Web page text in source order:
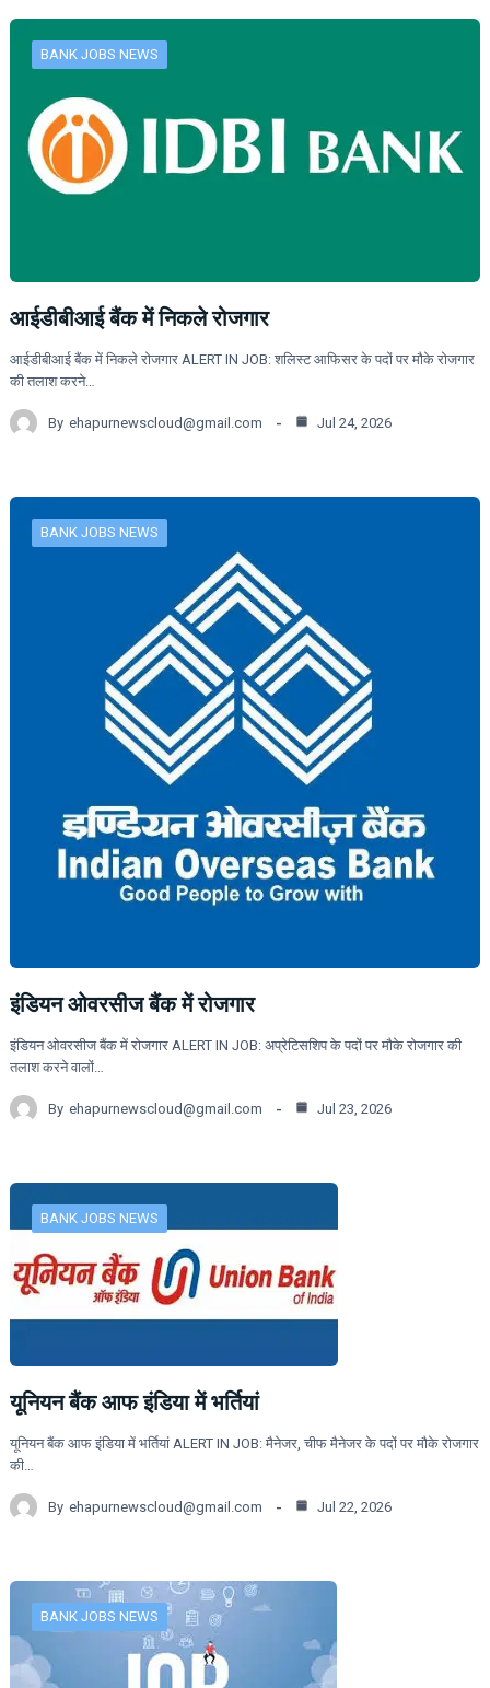
BANK JOBS NEWS
आईडीबीआई बैंक में निकले रोजगार
आईडीबीआई बैंक में निकले रोजगार ALERT IN JOB: शलिस्ट आफिसर के पदों पर मौके रोजगार
की तलाश करने…
By ehapurnewscloud@gmail.com Jul 24, 2026
BANK JOBS NEWS
इंडियन ओवरसीज बैंक में रोजगार
इंडियन ओवरसीज बैंक में रोजगार ALERT IN JOB: अप्रेटिसशिप के पदों पर मौके रोजगार की
तलाश करने वालों…
By ehapurnewscloud@gmail.com Jul 23, 2026
BANK JOBS NEWS
यूनियन बैंक आफ इंडिया में भर्तियां
यूनियन बैंक आफ इंडिया में भर्तियां ALERT IN JOB: मैनेजर, चीफ मैनेजर के पदों पर मौके रोजगार
की…
By ehapurnewscloud@gmail.com Jul 22, 2026
BANK JOBS NEWS